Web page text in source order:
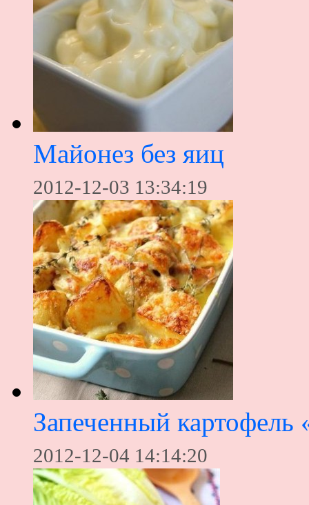
Майонез без яиц
2012-12-03 13:34:19
Запеченный картофель
2012-12-04 14:14:20